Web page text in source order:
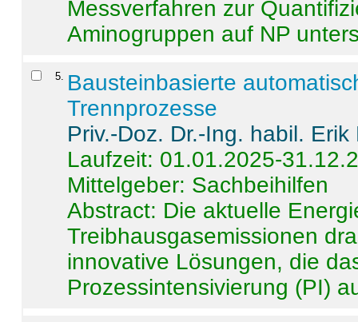
Messverfahren zur
Aminogruppen auf NP
5
Bausteinbasierte
Trennprozesse
Priv.-Doz. Dr.-Ing. habil. Erik
Laufzeit: 01.01.2025-
Mittelgeber: Sachbeihilfen
Abstract: Die aktuelle
Treibhausgasemissionen
innovative Lösungen, die
Prozessintensivierung (PI)